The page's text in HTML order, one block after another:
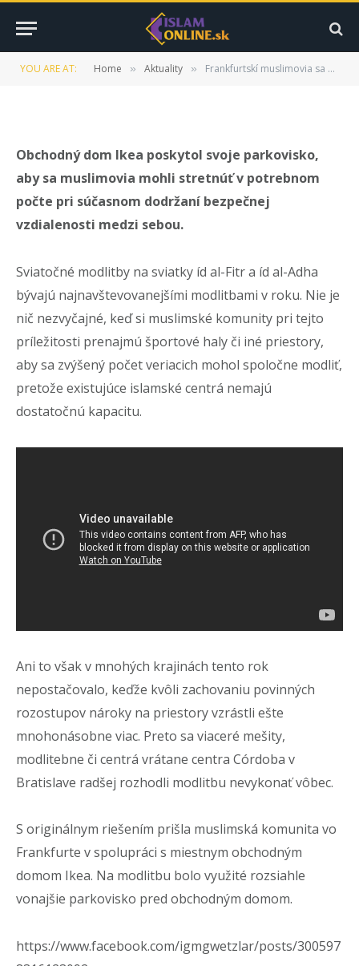
YOU ARE AT: Home » Aktuality » Frankfurtskí muslimovia sa modlili sviatočnú modlitbu na parkovisku Ikea
parkovisku Ikea
BY ISLAMONLINE.SK 27. MÁJA 2020 UPDATED: 15.
NEKOMENTOVANÉ
Obchodný dom Ikea poskytol svoje parkovisko,
aby sa muslimovia mohli stretnúť v potrebnom
počte pri súčasnom dodržaní bezpečnej
vzdialenosti medzi sebou.
Sviatočné modlitby na sviatky íd al-Fitr a íd al-Adha
bývajú najnavštevovanejšími modlitbami v roku. Nie je
nič nezvyčajné, keď si muslimské komunity pri tejto
príležitosti prenajmú športové haly či iné priestory,
aby sa zvýšený počet veriacich mohol spoločne modliť,
pretože existujúce islamské centrá nemajú
dostatočnú kapacitu.
Ani to však v mnohých krajinách tento rok
nepostačovalo, keďže kvôli zachovaniu povinných
rozostupov nároky na priestory vzrástli ešte
mnohonásobne viac. Preto sa viaceré mešity,
modlitebne či centrá vrátane centra Córdoba v
Bratislave radšej rozhodli modlitbu nevykonať vôbec.
S originálnym riešením prišla muslimská komunita vo
Frankfurte v spolupráci s miestnym obchodným
domom Ikea. Na modlitbu bolo využité rozsiahle
vonajšie parkovisko pred obchodným domom.
https://www.facebook.com/igmgwetzlar/posts/300597